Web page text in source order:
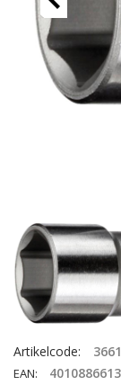
Artikelcode:
EAN: